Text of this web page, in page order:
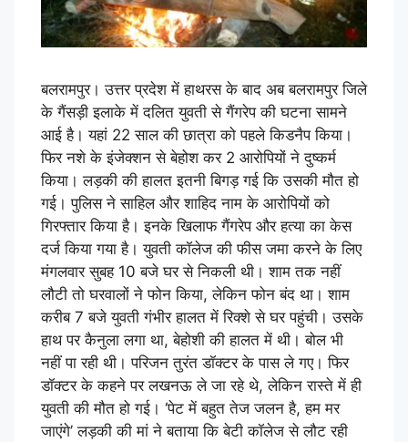
बलरामपुर। उत्तर प्रदेश में हाथरस के बाद अब बलरामपुर जिले
के गैंसड़ी इलाके में दलित युवती से गैंगरेप की घटना सामने
आई है। यहां 22 साल की छात्रा को पहले किडनैप किया।
फिर नशे के इंजेक्शन से बेहोश कर 2 आरोपियों ने दुष्कर्म
किया। लड़की की हालत इतनी बिगड़ गई कि उसकी मौत हो
गई। पुलिस ने साहिल और शाहिद नाम के आरोपियों को
गिरफ्तार किया है। इनके खिलाफ गैंगरेप और हत्या का केस
दर्ज किया गया है। युवती कॉलेज की फीस जमा करने के लिए
मंगलवार सुबह 10 बजे घर से निकली थी। शाम तक नहीं
लौटी तो घरवालों ने फोन किया, लेकिन फोन बंद था। शाम
करीब 7 बजे युवती गंभीर हालत में रिक्शे से घर पहुंची। उसके
हाथ पर कैनुला लगा था, बेहोशी की हालत में थी। बोल भी
नहीं पा रही थी। परिजन तुरंत डॉक्टर के पास ले गए। फिर
डॉक्टर के कहने पर लखनऊ ले जा रहे थे, लेकिन रास्ते में ही
युवती की मौत हो गई। ‘पेट में बहुत तेज जलन है, हम मर
जाएंगे’ लड़की की मां ने बताया कि बेटी कॉलेज से लौट रही